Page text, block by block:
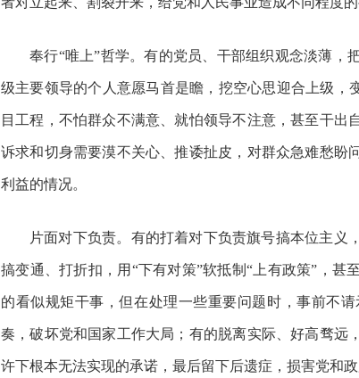
奉行“唯上”哲学。有的党员、干部组织观念淡薄，
级主要领导的个人意愿马首是瞻，挖空心思迎合上级，
目工程，不怕群众不满意、就怕领导不注意，甚至干
诉求和切身需要漠不关心、推诿扯皮，对群众急难愁盼
利益的情况。
片面对下负责。有的打着对下负责旗号搞本位主义
搞变通、打折扣，用 “下有对策”软抵制“上有政策”，甚
的看似规矩干事，但在处理一些重要问题时，事前不
奏，破坏党和国家工作大局；有的脱离实际、好高骛远
许下根本无法实现的承诺，最后留下后遗症，损害党和政